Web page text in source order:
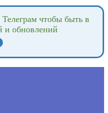
чтобы быть в
и обновлений